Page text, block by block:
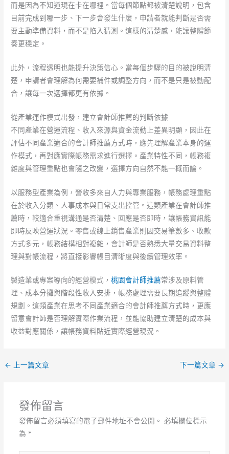
而是因為不知道現在卡在哪裡。當每個節點都被清楚說明，包含
目前完成到哪一步、下一步會發生什麼，申請者就能判斷是否需
要主動準備資料，而不是陷入猜測。這樣的清楚感，能讓整體節
奏更穩定。
此外，流程透明也能提升決策信心。當每個步驟的目的被說明清
楚，申請者會理解為何需要補件或調整方向，而不是只是被動配
合，讓每一次選擇都更有依據。
從產業運作模式出發，建立會計師推薦的判斷依據
不同產業在營運流程、收入來源與資金流動上差異明顯，因此在
評估不同產業適合的會計師推薦方式時，應先理解產業本身的運
作模式，再對應實際帳務需求進行選擇。產業特性不同，帳務複
雜度與管理重點也會隨之改變，選擇方向自然不能一概而論。
以服務型產業為例，營收多來自人力與專業服務，帳務處理重點
在於收入分類、人事成本與日常支出控管。這類產業在會計師推
薦時，較適合重視溝通是否清楚、回應是否即時，讓帳務資訊能
即時反映營運狀況。零售或線上銷售產業則因交易筆數多、收款
方式多元，帳務結構相對複雜，會計師是否熟悉大量交易資料整
理與對帳流程，將直接影響帳目清晰度與後續管理效率。
製造業或專案導向的經營模式，桃園會計師推薦常涉及原料管
理、成本分攤與階段性收入安排，帳務處理需要長期追蹤與整體
規劃。這類產業在思考不同產業適合的會計師推薦方式時，更應
留意會計師是否理解實際作業流程，並能協助建立清楚的成本與
收益對應關係，讓帳務資料貼近實際經營現況。
← 上一篇文章 下一篇文章 →
發佈留言
發佈留言必須填寫的電子郵件地址不會公開。 必填欄位標示
為 *